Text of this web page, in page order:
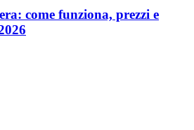
come funziona, prezzi e